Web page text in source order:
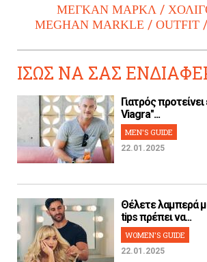
ΜΕΓΚΑΝ ΜΑΡΚΛ
MEGHAN MARKLE
OUTFIT
ΙΣΩΣ ΝΑ ΣΑΣ
Γιατρός
Viagra"...
MEN'S GUIDE
22.01.2025
Θέλετε λαμπερά
tips πρέπει να...
WOMEN'S GUIDE
22.01.2025